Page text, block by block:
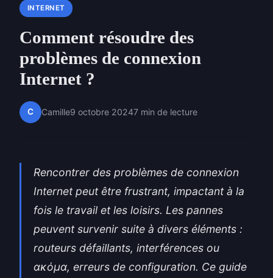
INTERNET
Comment résoudre des
problèmes de connexion
Internet ?
C Camille9 octobre 20247 min de lecture
Rencontrer des problèmes de connexion
Internet peut être frustrant, impactant à la
fois le travail et les loisirs. Les pannes
peuvent survenir suite à divers éléments :
routeurs défaillants, interférences ou
ακόμα, erreurs de configuration. Ce guide